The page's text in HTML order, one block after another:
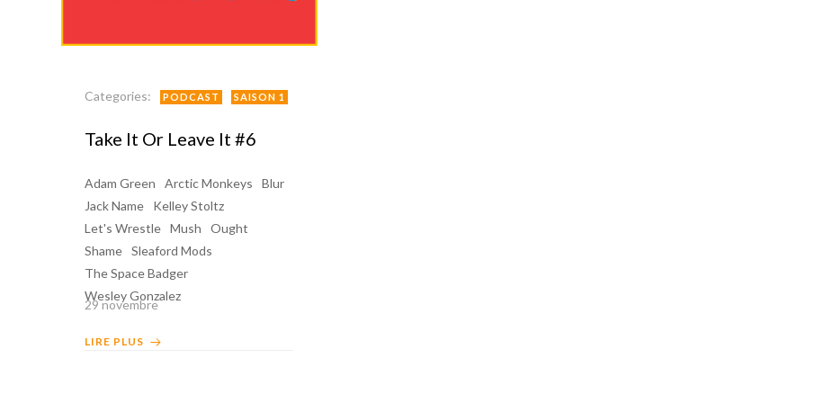
Categories: PODCAST SAISON 1
Take It Or Leave It #6
Adam Green Arctic Monkeys
Blur
Jack Name
Kelley Stoltz
Let's Wrestle Mush
Ought
Shame Sleaford Mods
The Space Badger
Wesley Gonzalez
29 novembre
LIRE PLUS